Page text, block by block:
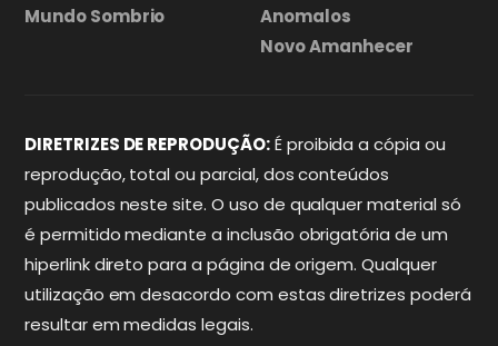
Mundo Sombrio
Anomalos
Novo Amanhecer
DIRETRIZES DE REPRODUÇÃO:É proibida a cópia ou
reprodução, total ou parcial, dos conteúdos
publicados neste site. O uso de qualquer material só
é permitido mediante a inclusão obrigatória de um
hiperlink direto para a página de origem. Qualquer
utilização em desacordo com estas diretrizes poderá
resultar em medidas legais.